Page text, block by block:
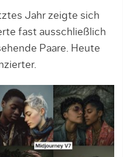
Jahr zeigte sich
fast ausschließlich
Paare. Heute